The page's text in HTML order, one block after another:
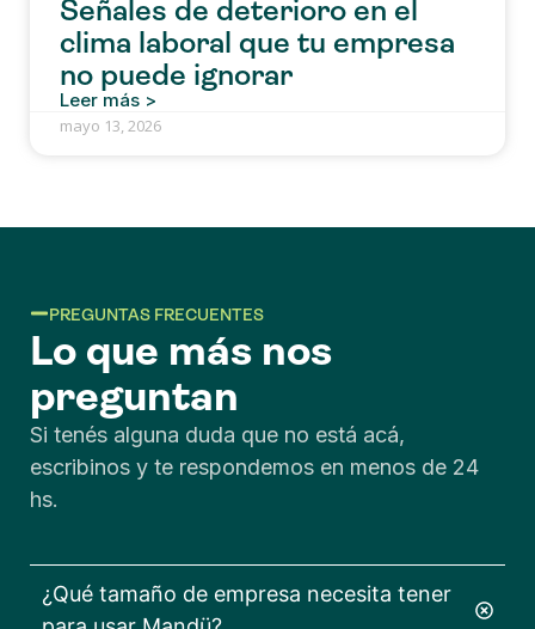
Señales de deterioro en el
clima laboral que tu empresa
no puede ignorar
Leer más >
mayo 13, 2026
PREGUNTAS FRECUENTES
Lo que más nos
preguntan
Si tenés alguna duda que no está acá,
escribinos y te respondemos en menos de 24
hs.
¿Qué tamaño de empresa necesita tener